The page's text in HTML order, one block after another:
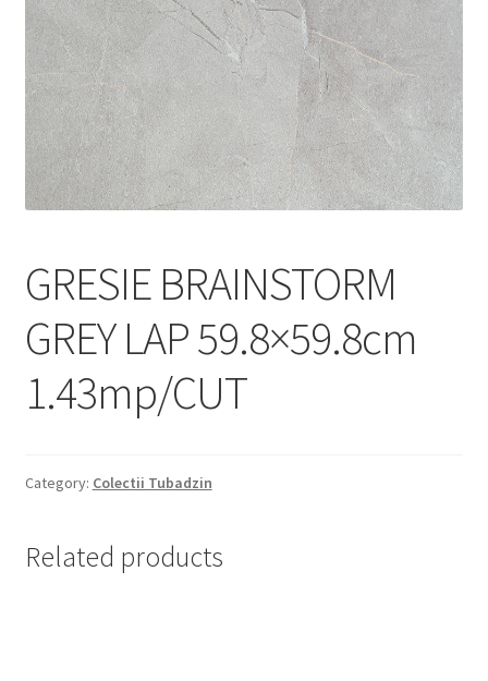
Informatii
Plata si Livrare
Politică de confidențialitate
Politica de cookie
Magazin
Plată
GRESIE BRAINSTORM
GREY LAP 59.8×59.8cm
1.43mp/CUT
Category: Colectii Tubadzin
Related products